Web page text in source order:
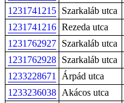
1231741215 Szarkaláb utca
1231741216 Rezeda utca
1231762927 Szarkaláb utca
1231762928 Szarkaláb utca
1233228671
Árpád utca
1233236038 Akácos utca